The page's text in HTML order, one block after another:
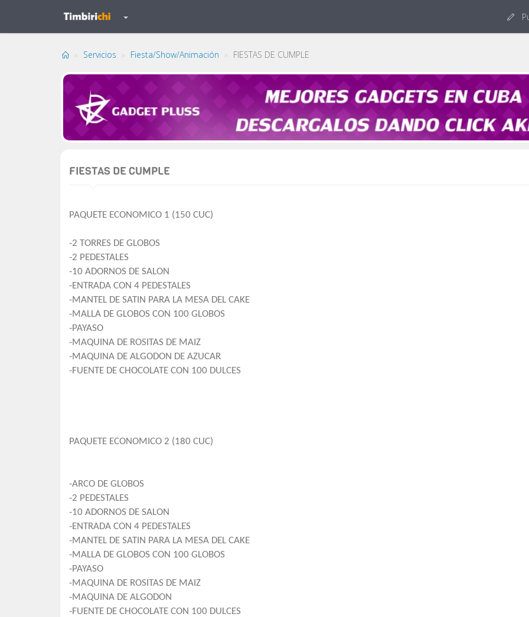
Servicios Fiesta/Show/Animación FIESTAS DE CUMPLE
FIESTAS DE CUMPLE
PAQUETE ECONOMICO 1 (150 CUC)
-2 TORRES DE GLOBOS
-2 PEDESTALES
-10 ADORNOS DE SALON
-ENTRADA CON 4 PEDESTALES
-MANTEL DE SATIN PARA LA MESA DEL CAKE
-MALLA DE GLOBOS CON 100 GLOBOS
-PAYASO
-MAQUINA DE ROSITAS DE MAIZ
-MAQUINA DE ALGODON DE AZUCAR
-FUENTE DE CHOCOLATE CON 100 DULCES
PAQUETE ECONOMICO 2 (180 CUC)
-ARCO DE GLOBOS
-2 PEDESTALES
-10 ADORNOS DE SALON
-ENTRADA CON 4 PEDESTALES
-MANTEL DE SATIN PARA LA MESA DEL CAKE
-MALLA DE GLOBOS CON 100 GLOBOS
-PAYASO
-MAQUINA DE ROSITAS DE MAIZ
-MAQUINA DE ALGODON
-FUENTE DE CHOCOLATE CON 100 DULCES